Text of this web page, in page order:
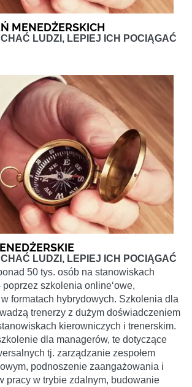
MENEDŻERSKICH
LUDZI, LEPIEJ ICH POCIĄGAĆ
LUDZI, LEPIEJ ICH POCIĄGAĆ
50 tys. osób na stanowiskach
szkolenia online‘owe,
formatach hybrydowych. Szkolenia dla
trenerzy z dużym doświadczeniem
kierowniczych i trenerskim.
dla managerów, te dotyczące
tj. zarządzanie zespołem
podnoszenie zaangażowania i
pracy w trybie zdalnym, budowanie